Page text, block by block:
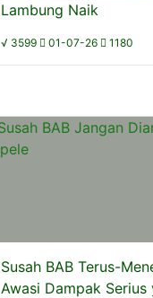
Lambung Naik
√ 3599 01-07-26 1180
Susah BAB Terus-
Awasi Dampak Serius